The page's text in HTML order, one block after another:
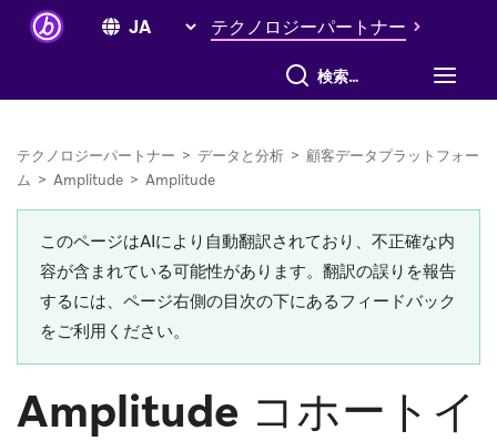
テクノロジーパートナー
すべて検索
テクノロジーパートナー > データと分析 > 顧客データプラットフォー
ム > Amplitude > Amplitude
このページはAIにより自動翻訳されており、不正確な内
容が含まれている可能性があります。翻訳の誤りを報告
するには、ページ右側の目次の下にあるフィードバック
をご利用ください。
Amplitude コホートイ